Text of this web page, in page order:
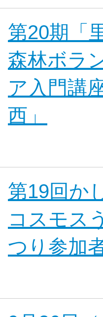
ログイ
第20期「
森林ボラ
ア入門講
西」
第19回か
コスモス
つり参加